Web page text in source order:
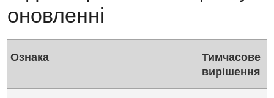
оновленні
Ознака
Тимчасове
вирішення